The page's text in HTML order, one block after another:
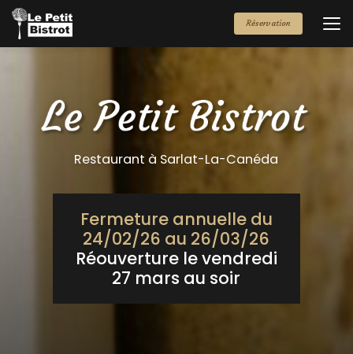
Aller
au
contenu
principal
Réservation
Restaurant à Sarlat-La-Canéda
Fermeture annuelle du
24/02/26 au 26/03/26
Réouverture le vendredi
27 mars au soir